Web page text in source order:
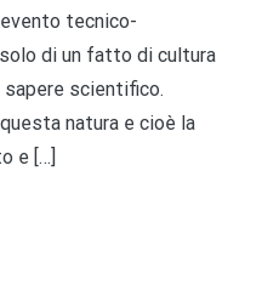
tecnico-
di un fatto di cultura
sapere scientifico.
natura e cioè la
e […]